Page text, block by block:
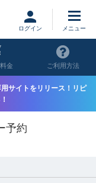
ログイン
金 ご利用方法
サイトをリリース！リピ
予約